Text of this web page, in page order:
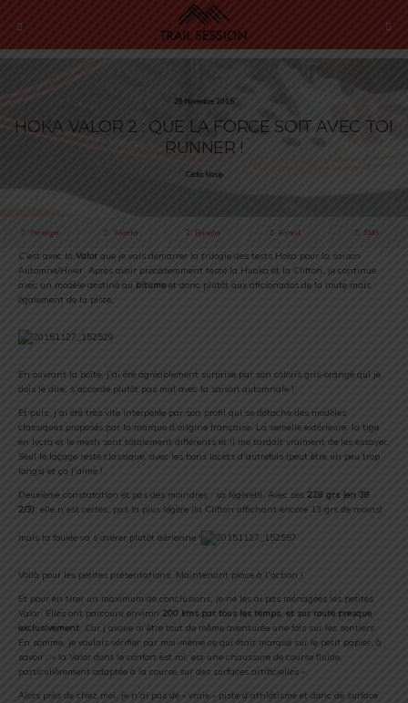
28 Novembre 2015
HOKA VALOR 2 : QUE LA FORCE SOIT AVEC TOI
RUNNER !
Cédric Masip
Partager Tweeter Épingler E-mail SMS
C’est avec la Valor que je vais démarrer la trilogie des tests Hoka pour la saison
Automne/Hiver. Après avoir précédemment testé la Huaka et la Clifton, je continue
avec un modèle destiné au bitume et donc plutôt aux aficionados de la route mais
également de la piste.
En ouvrant la boîte, j’ai été agréablement surprise par son coloris gris-orangé qui je
dois le dire, s’accorde plutôt pas mal avec la saison automnale !
Et puis, j’ai été très vite interpelée par son profil qui se détache des modèles
classiques proposés par la marque d’origine française. La semelle extérieure, la tige
en lycra et le mesh sont totalement différents et il me tardait vraiment de les essayer.
Seul le laçage reste classique, avec les bons lacets d’autrefois (peut être un peu trop
longs) et ça j’aime !
Deuxième constatation et pas des moindres : sa légèreté. Avec ses 228 grs (en 38
2/3), elle n’est certes, pas la plus légère (la Clifton affichant encore 13 grs de moins)
mais la foulée va s’avérer plutôt aérienne !
Voilà pour les petites présentations. Maintenant place à l’action !
Et pour en tirer un maximum de conclusions, je ne les ai pas ménagées les petites
Valor. Elles ont parcouru environ 200 kms par tous les temps, et sur route presque
exclusivement . Car j’avoue m’être tout de même aventurée une fois sur les sentiers.
En somme, je voulais vérifier par moi-même ce qui était marqué sur le petit papier, à
savoir : « la Valor dont le confort est roi, est une chaussure de course fluide,
particulièrement adaptée à la course sur des surfaces artificielles ».
Alors près de chez moi, je n’ai pas de « vraie » piste d’athlétisme et donc de surface